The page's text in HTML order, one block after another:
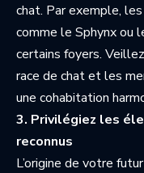
chat. Par exemple,
comme le Sphynx ou
certains foyers.
race de chat et les
une cohabitation
3. Privilégiez les
reconnus
L’origine de votre